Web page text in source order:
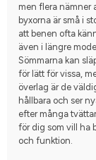
men flera nämner
byxorna är små i
att benen ofta
även i längre
Sömmarna kan
för lätt för vissa,
överlag är de
hållbara och ser
efter många
för dig som vill ha
och funktion.